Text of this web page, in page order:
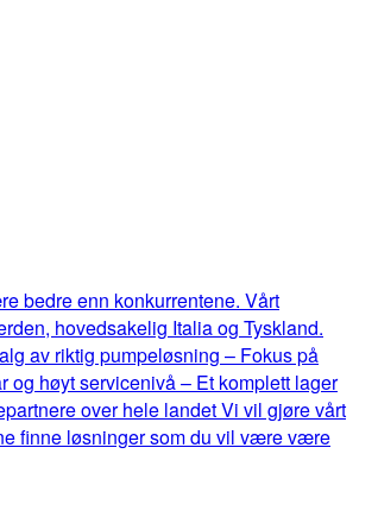
bedre enn konkurrentene. Vårt
hovedsakelig Italia og Tyskland.
av riktig pumpeløsning – Fokus på
høyt servicenivå – Et komplett lager
over hele landet Vi vil gjøre vårt
finne løsninger som du vil være være